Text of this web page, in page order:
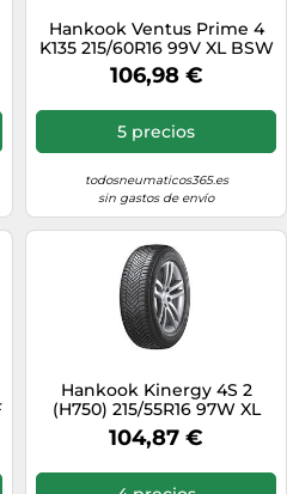
Hankook Ventus Prime 4
K135 215/60R16 99V XL BSW
106,98 €
5 precios
todosneumaticos365.es
sin gastos de envío
Hankook Kinergy 4S 2
(H750) 215/55R16 97W XL
M+S 3PMSF
104,87 €